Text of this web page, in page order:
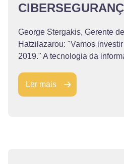
George Stergakis, Gerente
Hatzilazarou: "Vamos
2019." A tecnologia da
Ler mais